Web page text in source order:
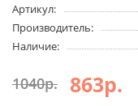
Артикул:
Производитель:
Наличие:
1040р. 863р.